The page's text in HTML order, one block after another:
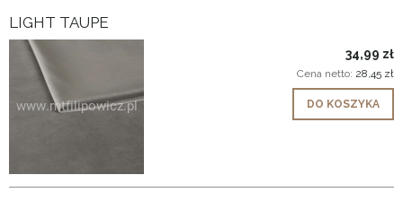
LIGHT TAUPE
34,99 zł
Cena netto: 28,45 zł
DO KOSZYKA